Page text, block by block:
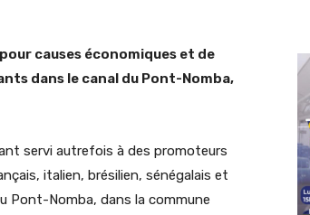
causes économiques et de
dans le canal du Pont-Nomba,
servi autrefois à des promoteurs
italien, brésilien, sénégalais et
Pont-Nomba, dans la commune